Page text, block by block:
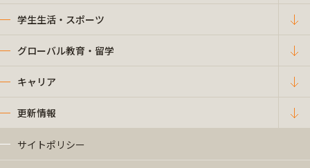
学生生活・スポーツ
グローバル教育・留学
キャリア
更新情報
サイトポリシー